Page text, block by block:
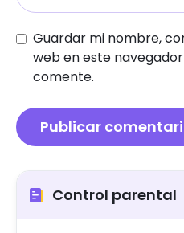
Guardar mi nombre,
web en este
comente.
Control parental